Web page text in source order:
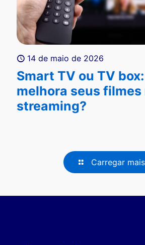
14 de maio de 2026
Smart TV ou TV
melhora seus filmes
streaming?
Carregar mais